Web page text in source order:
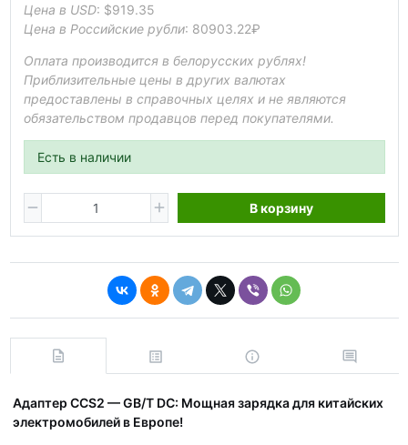
Цена в USD: $919.35
Цена в Российские рубли: 80903.22₽
Оплата производится в белорусских рублях!
Приблизительные цены в других валютах
предоставлены в справочных целях и не являются
обязательством продавцов перед покупателями.
Есть в наличии
В корзину
Адаптер CCS2 — GB/T DC: Мощная зарядка для китайских
электромобилей в Европе!